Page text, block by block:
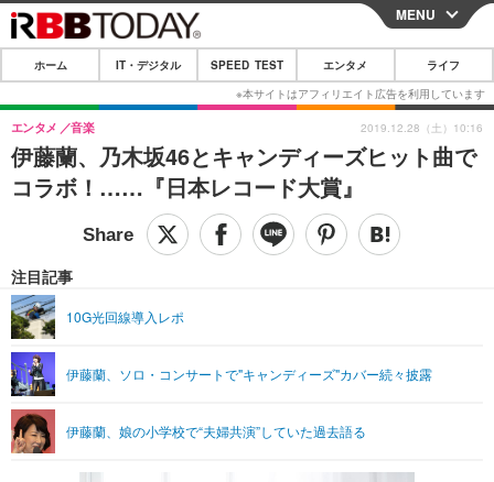
CLOSE
ホーム
IT・デジタル
IT・デジタルTOP スマートフォン
ショッピング その他
SPEED TEST
エンタメTOP 映画・ドラマ
グラビア ブログ
ショッピング その他
ライフTOP
リリース一覧
プッシュ通知の停止方法
MENU
ホーム IT・デジタル SPEED TEST エンタメ ライフ
伊藤蘭、乃木坂46とキャンディーズヒット曲で
コラボ！……『日本レコード大賞』
エンタメ 音楽
注目記事
10G光回線導入レポ
伊藤蘭、ソロ・コンサートで"キャンディーズ"カバー続々披露
伊藤蘭、娘の小学校で“夫婦共演”していた過去語る
2019.12.28（土）10:16